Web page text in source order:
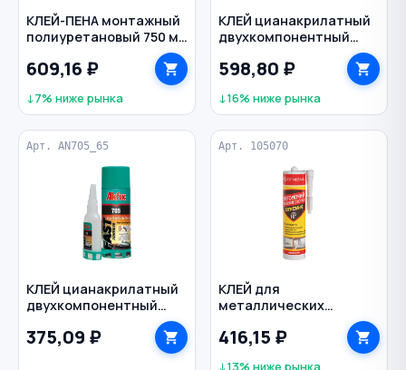
КЛЕЙ-ПЕНА монтажный
полиуретановый 750 мл
Мастерблок MARCON
609,16 ₽
↓7% ниже рынка
КЛЕЙ цианакрилатный
двухкомпонентный
активатором 400
мл+125 г 705 AKFIX цв.
прозрачный
598,80 ₽
↓16% ниже рынка
Арт. AN705_65
КЛЕЙ цианакрилатный
двухкомпонентный
активатором 200 мл+65
375,09 ₽
Арт. 105070
КЛЕЙ для
металлических
огнестойкий 310 мл
416,15 ₽
↓13% ниже рынка